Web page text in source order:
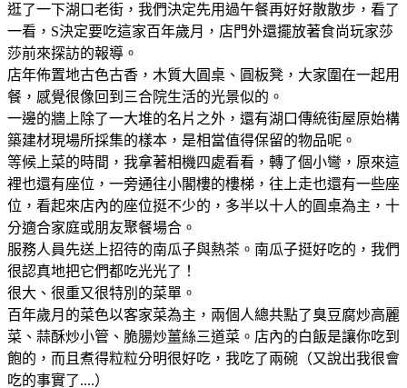
逛了一下湖口老街，我們決定先用過午餐再好好散散步，看了
一看，S決定要吃這家百年歲月，店門外還擺放著食尚玩家莎
莎前來探訪的報導。
店年佈置地古色古香，木質大圓桌、圓板凳，大家圍在一起用
餐，感覺很像回到三合院生活的光景似的。
一邊的牆上除了一大堆的名片之外，還有湖口傳統街屋原始構
築建材現場所採集的樣本，是相當值得保留的物品呢。
等候上菜的時間，我拿著相機四處看看，轉了個小彎，原來這
裡也還有座位，一旁通往小閣樓的樓梯，往上走也還有一些座
位，看起來店內的座位挺不少的，多半以十人的圓桌為主，十
分適合家庭或朋友聚餐場合。
服務人員先送上招待的南瓜子與熱茶。南瓜子挺好吃的，我們
很認真地把它們都吃光光了！
很大、很重又很特別的菜單。
百年歲月的菜色以客家菜為主，兩個人總共點了臭豆腐炒高麗
菜、蒜酥炒小管、脆腸炒薑絲三道菜。店內的白飯是讓你吃到
飽的，而且煮得粒粒分明很好吃，我吃了兩碗（又說出我很會
吃的事實了....）